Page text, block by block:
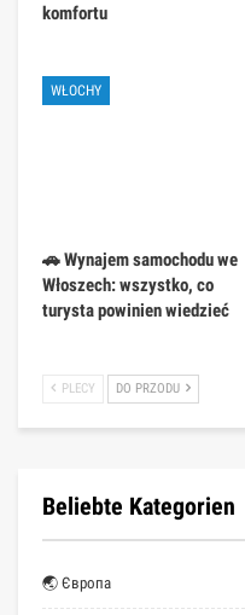
komfortu
WŁOCHY
🚗 Wynajem samochodu we
Włoszech: wszystko, co
turysta powinien wiedzieć
PLECY DO PRZODU
Beliebte Kategorien
🌏 Європа